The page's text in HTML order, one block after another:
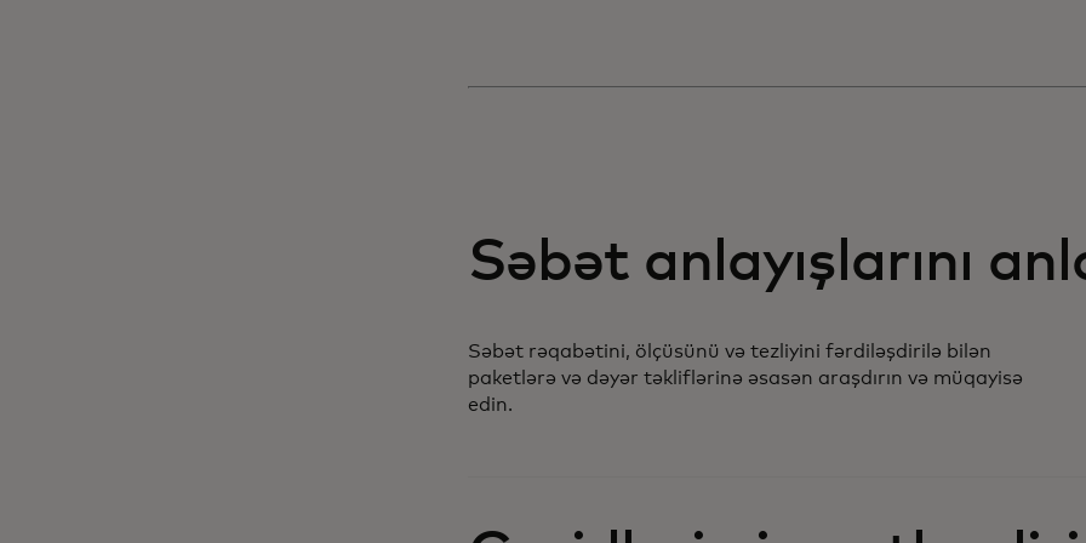
Səbət anlayışlarını
Səbət rəqabətini, ölçüsünü və tezliyini fərdiləşdirilə bilən
paketlərə və dəyər təkliflərinə əsasən araşdırın və müqayisə
edin.